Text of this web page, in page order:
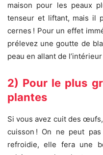
maison pour les peaux
tenseur et liftant, mais il
cernes ! Pour un effet
prélevez une goutte de
peau en allant de
2) Pour le plus
plantes
Si vous avez cuit des
cuisson ! On ne peut
refroidie, elle fera une